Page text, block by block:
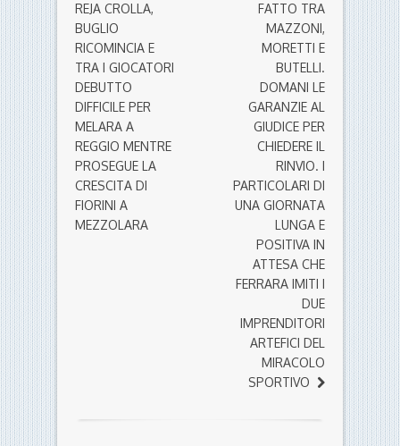
REJA CROLLA,
BUGLIO
RICOMINCIA E
TRA I GIOCATORI
DEBUTTO
DIFFICILE PER
MELARA A
REGGIO MENTRE
PROSEGUE LA
CRESCITA DI
FIORINI A
MEZZOLARA
FATTO TRA
MAZZONI,
MORETTI E
BUTELLI.
DOMANI LE
GARANZIE AL
GIUDICE PER
CHIEDERE IL
RINVIO. I
PARTICOLARI DI
UNA GIORNATA
LUNGA E
POSITIVA IN
ATTESA CHE
FERRARA IMITI I
DUE
IMPRENDITORI
ARTEFICI DEL
MIRACOLO
SPORTIVO